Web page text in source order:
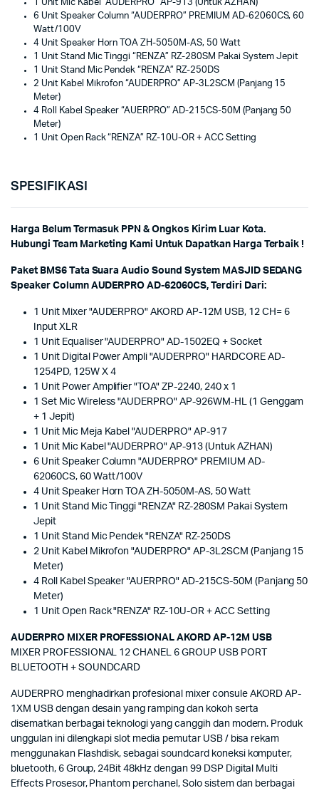
1 Unit Mic Kabel “AUDERPRO” AP-913 (Untuk AZHAN)
6 Unit Speaker Column “AUDERPRO” PREMIUM AD-62060CS, 60
Watt/100V
4 Unit Speaker Horn TOA ZH-5050M-AS, 50 Watt
1 Unit Stand Mic Tinggi “RENZA” RZ-280SM Pakai System Jepit
1 Unit Stand Mic Pendek “RENZA” RZ-250DS
2 Unit Kabel Mikrofon “AUDERPRO” AP-3L2SCM (Panjang 15
Meter)
4 Roll Kabel Speaker “AUERPRO” AD-215CS-50M (Panjang 50
Meter)
1 Unit Open Rack “RENZA” RZ-10U-OR + ACC Setting
SPESIFIKASI
Harga Belum Termasuk PPN & Ongkos Kirim Luar Kota.
Hubungi Team Marketing Kami Untuk Dapatkan Harga Terbaik !
Paket BMS6 Tata Suara Audio Sound System MASJID SEDANG
Speaker Column AUDERPRO AD-62060CS, Terdiri Dari:
1 Unit Mixer "AUDERPRO" AKORD AP-12M USB, 12 CH= 6
Input XLR
1 Unit Equaliser "AUDERPRO" AD-1502EQ + Socket
1 Unit Digital Power Ampli "AUDERPRO" HARDCORE AD-
1254PD, 125W X 4
1 Unit Power Amplifier "TOA" ZP-2240, 240 x 1
1 Set Mic Wireless "AUDERPRO" AP-926WM-HL (1 Genggam
+ 1 Jepit)
1 Unit Mic Meja Kabel "AUDERPRO" AP-917
1 Unit Mic Kabel "AUDERPRO" AP-913 (Untuk AZHAN)
6 Unit Speaker Column "AUDERPRO" PREMIUM AD-
62060CS, 60 Watt/100V
4 Unit Speaker Horn TOA ZH-5050M-AS, 50 Watt
1 Unit Stand Mic Tinggi "RENZA" RZ-280SM Pakai System
Jepit
1 Unit Stand Mic Pendek "RENZA" RZ-250DS
2 Unit Kabel Mikrofon "AUDERPRO" AP-3L2SCM (Panjang 15
Meter)
4 Roll Kabel Speaker "AUERPRO" AD-215CS-50M (Panjang 50
Meter)
1 Unit Open Rack "RENZA" RZ-10U-OR + ACC Setting
AUDERPRO MIXER PROFESSIONAL AKORD AP-12M USB
MIXER PROFESSIONAL 12 CHANEL 6 GROUP USB PORT
BLUETOOTH + SOUNDCARD
AUDERPRO menghadirkan profesional mixer consule AKORD AP-
1XM USB dengan desain yang ramping dan kokoh serta
disematkan berbagai teknologi yang canggih dan modern. Produk
unggulan ini dilengkapi slot media pemutar USB / bisa rekam
menggunakan Flashdisk, sebagai soundcard koneksi komputer,
bluetooth, 6 Group, 24Bit 48kHz dengan 99 DSP Digital Multi
Effects Prosesor, Phantom perchanel, Solo sistem dan berbagai